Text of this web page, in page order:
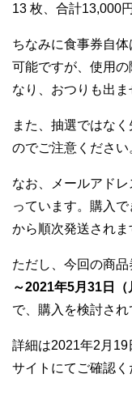
13 枚、合計13,000
ちなみに食事券自
可能ですが、使用
なり、おつりも出ま
また、抽選ではな
のでご注意ください
なお、メールアド
っています。購入
から順次発送されま
ただし、今回の商
～2021年5月31日（
で、購入を検討され
詳細は2021年2月19
サイトにてご確認く